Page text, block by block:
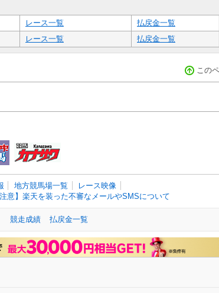
レース一覧
払戻金一覧
レース一覧 払戻金一覧
この
地方競馬場一覧
レース映像
注意】楽天を装った不審なメールやSMSについて
競走成績 払戻金一覧